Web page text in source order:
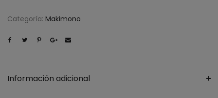
Categoría: Makimono
Información adicional